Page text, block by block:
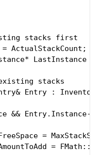
stacks first
ActualStackCount;
LastInstance =
stacks
Entry :
&& Entry.Instance-
=
=